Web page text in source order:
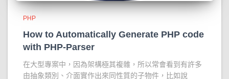
PHP
How to Automatically Generate PHP code
with PHP-Parser
在大型專案中，因為架構極其複雜，所以常會看到有許多
由抽象類別、介面實作出來同性質的子物件，比如說